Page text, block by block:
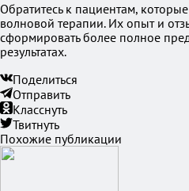
Обратитесь к пациентам,
волновой терапии. Их опыт и
сформировать более полное
результатах.
Поделиться
Отправить
Класснуть
Твитнуть
Похожие публикации